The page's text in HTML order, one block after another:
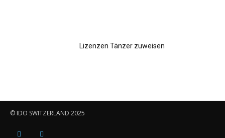
Lizenzen Tänzer zuweisen
© IDO SWITZERLAND 2025